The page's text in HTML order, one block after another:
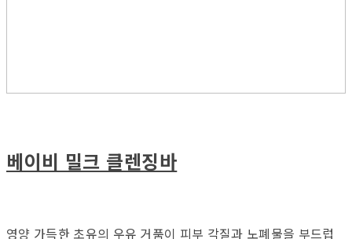
베이비 밀크 클렌징바
영양 가득한 초유의 우유 거품이 피부 각질과 노폐물을 부드럽